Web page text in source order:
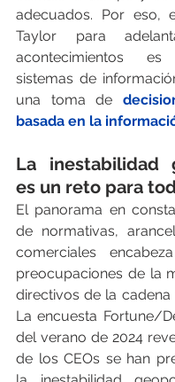
adecuados. Por eso,
Taylor para
acontecimientos
sistemas de
una toma de
basada en la
La inestabilidad
es un reto para
El panorama en
de normativas,
comerciales
preocupaciones de la
directivos de la cadena
La encuesta Fortune/
del verano de 2024
de los CEOs se han